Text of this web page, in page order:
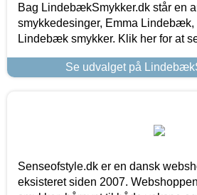
Bag LindebækSmykker.dk står en
smykkedesinger, Emma Lindebæk,
Lindebæk smykker. Klik her for at
Se udvalget på
Senseofstyle.dk er en dansk
eksisteret siden 2007.